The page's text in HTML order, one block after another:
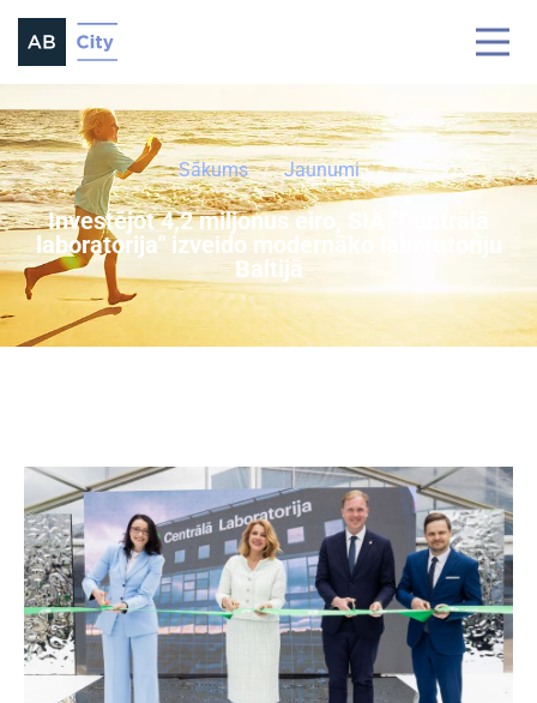
Sākums Jaunumi
Investējot 4,2 miljonus eiro, SIA "Centrālā
laboratorija" izveido modernāko laboratoriju
Baltijā